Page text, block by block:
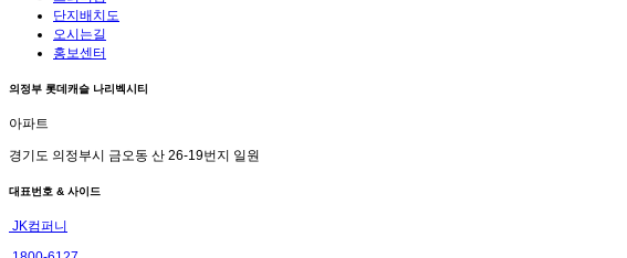
단지배치도
오시는길
홍보센터
의정부 롯데캐슬 나리벡시티
아파트
경기도 의정부시 금오동 산 26-19번지 일원
대표번호 & 사이드
JK컴퍼니